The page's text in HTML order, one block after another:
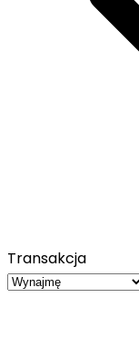
Transakcja